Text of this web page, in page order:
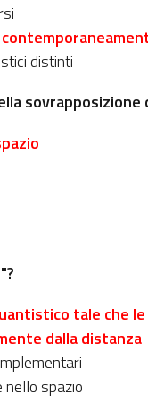
distinti
sovrapposizione
tale che
dalla distanza
spazio